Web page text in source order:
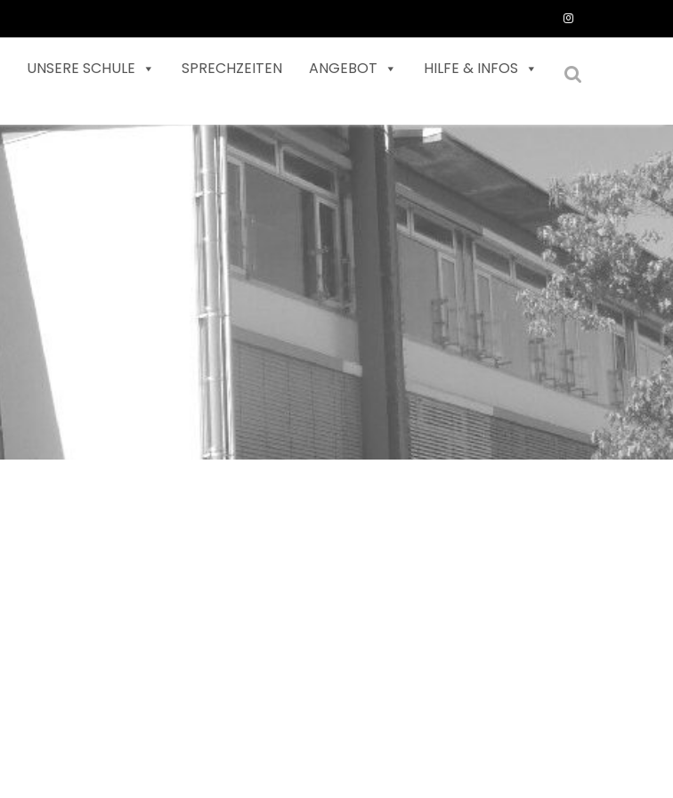
UNSERE SCHULE SPRECHZEITEN ANGEBOT HILFE & INFOS